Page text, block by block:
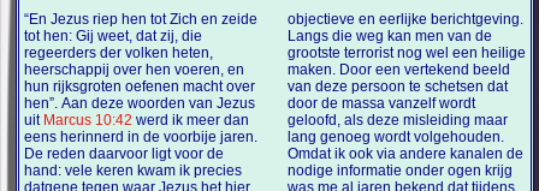
“En Jezus riep hen tot Zich en zeide
tot hen: Gij weet, dat zij, die
regeerders der volken heten,
heerschappij over hen voeren, en
hun rijksgroten oefenen macht over
hen”. Aan deze woorden van Jezus
uit Marcus 10:42 werd ik meer dan
eens herinnerd in de voorbije jaren.
De reden daarvoor ligt voor de
hand: vele keren kwam ik precies
objectieve en eerlijke berichtgeving.
Langs die weg kan men van de
grootste terrorist nog wel een heilige
maken. Door een vertekend beeld
van deze persoon te schetsen dat
door de massa vanzelf wordt
geloofd, als deze misleiding maar
lang genoeg wordt volgehouden.
Omdat ik ook via andere kanalen de
nodige informatie onder ogen krijg